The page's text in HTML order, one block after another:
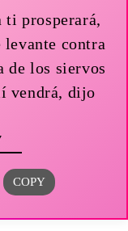
ti prosperará,
levante contra
de los siervos
vendrá, dijo